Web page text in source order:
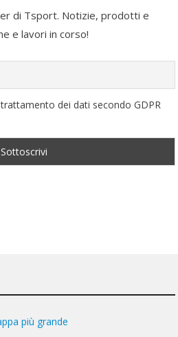
di Tsport. Notizie, prodotti e
e lavori in corso!
dei dati secondo GDPR